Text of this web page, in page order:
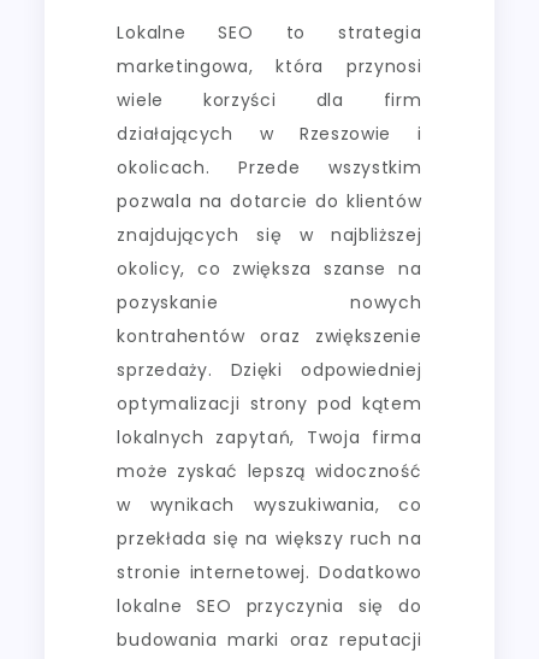
Lokalne SEO to strategia
marketingowa, która przynosi
wiele korzyści dla firm
działających w Rzeszowie i
okolicach. Przede wszystkim
pozwala na dotarcie do klientów
znajdujących się w najbliższej
okolicy, co zwiększa szanse na
pozyskanie nowych
kontrahentów oraz zwiększenie
sprzedaży. Dzięki odpowiedniej
optymalizacji strony pod kątem
lokalnych zapytań, Twoja firma
może zyskać lepszą widoczność
w wynikach wyszukiwania, co
przekłada się na większy ruch na
stronie internetowej. Dodatkowo
lokalne SEO przyczynia się do
budowania marki oraz reputacji